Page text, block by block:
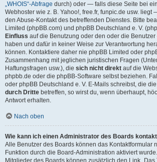
„WHOIS“-Abfrage durch) oder — falls diese Seite bei
Webhoster wie z. B. Yahoo!, free.fr, funpic.de usw.
den Abuse-Kontakt des betreffenden Dienstes. Bitte
Limited (phpBB.com) und phpBB Deutschland e. V.
Einfluss auf die Benutzung oder den oder die Benutzer
haben und dafür in keiner Weise zur Verantwortung
können. Kontaktiere daher nie phpBB Limited oder
Zusammenhang mit jeglichen juristischen Fragen
Haftungsfragen usw.), die sich nicht direkt auf die
phpbb.de oder die phpBB-Software selbst beziehen.
oder phpBB Deutschland e. V. E-Mails schreibst, die die
durch Dritte betreffen, so wirst du, wenn überhaupt,
Antwort erhalten.
Nach oben
Wie kann ich einen Administrator des Boards
Alle Benutzer des Boards können das Kontaktformular
Funktion durch die Board-Administration aktiviert wurde.
Mitglieder des Boards können zusätzlich den Link „Das